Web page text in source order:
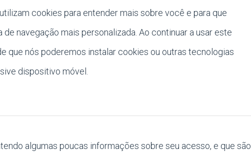
cookies para entender mais sobre você e para que
navegação mais personalizada. Ao continuar a usar este
que nós poderemos instalar cookies ou outras tecnologias
dispositivo móvel.
algumas poucas informações sobre seu acesso, e que são